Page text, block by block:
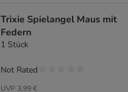
Trixie Spielangel Maus mit
Federn
1 Stück
UVP 3,99 €
Not Rated